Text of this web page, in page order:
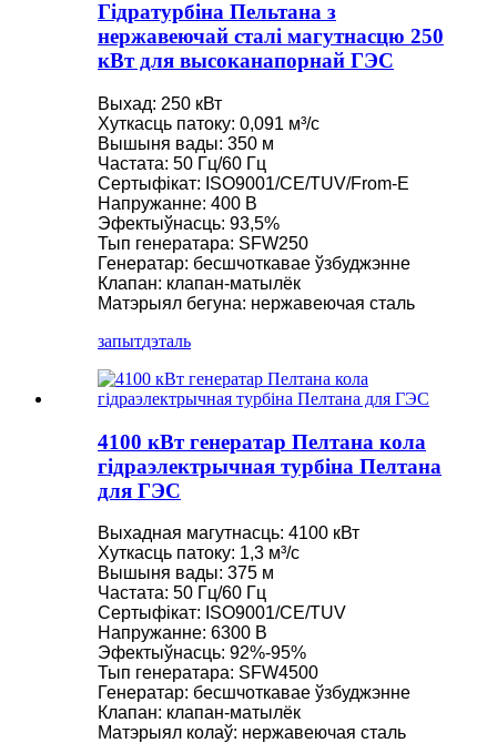
Гідратурбіна Пельтана з
нержавеючай сталі магутнасцю 250
кВт для высоканапорнай ГЭС
Выхад: 250 кВт
Хуткасць патоку: 0,091 м³/с
Вышыня вады: 350 м
Частата: 50 Гц/60 Гц
Сертыфікат: ISO9001/CE/TUV/From-E
Напружанне: 400 В
Эфектыўнасць: 93,5%
Тып генератара: SFW250
Генератар: бесшчоткавае ўзбуджэнне
Клапан: клапан-матылёк
Матэрыял бегуна: нержавеючая сталь
запытдэталь
4100 кВт генератар Пелтана кола
гідраэлектрычная турбіна Пелтана
для ГЭС
Выхадная магутнасць: 4100 кВт
Хуткасць патоку: 1,3 м³/с
Вышыня вады: 375 м
Частата: 50 Гц/60 Гц
Сертыфікат: ISO9001/CE/TUV
Напружанне: 6300 В
Эфектыўнасць: 92%-95%
Тып генератара: SFW4500
Генератар: бесшчоткавае ўзбуджэнне
Клапан: клапан-матылёк
Матэрыял колаў: нержавеючая сталь